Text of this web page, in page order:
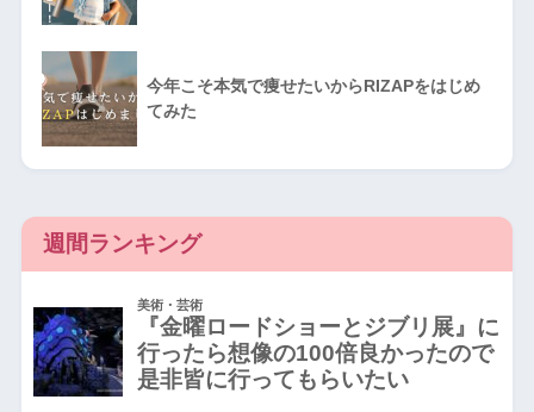
今年こそ本気で痩せたいからRIZAPをはじめ
てみた
週間ランキング